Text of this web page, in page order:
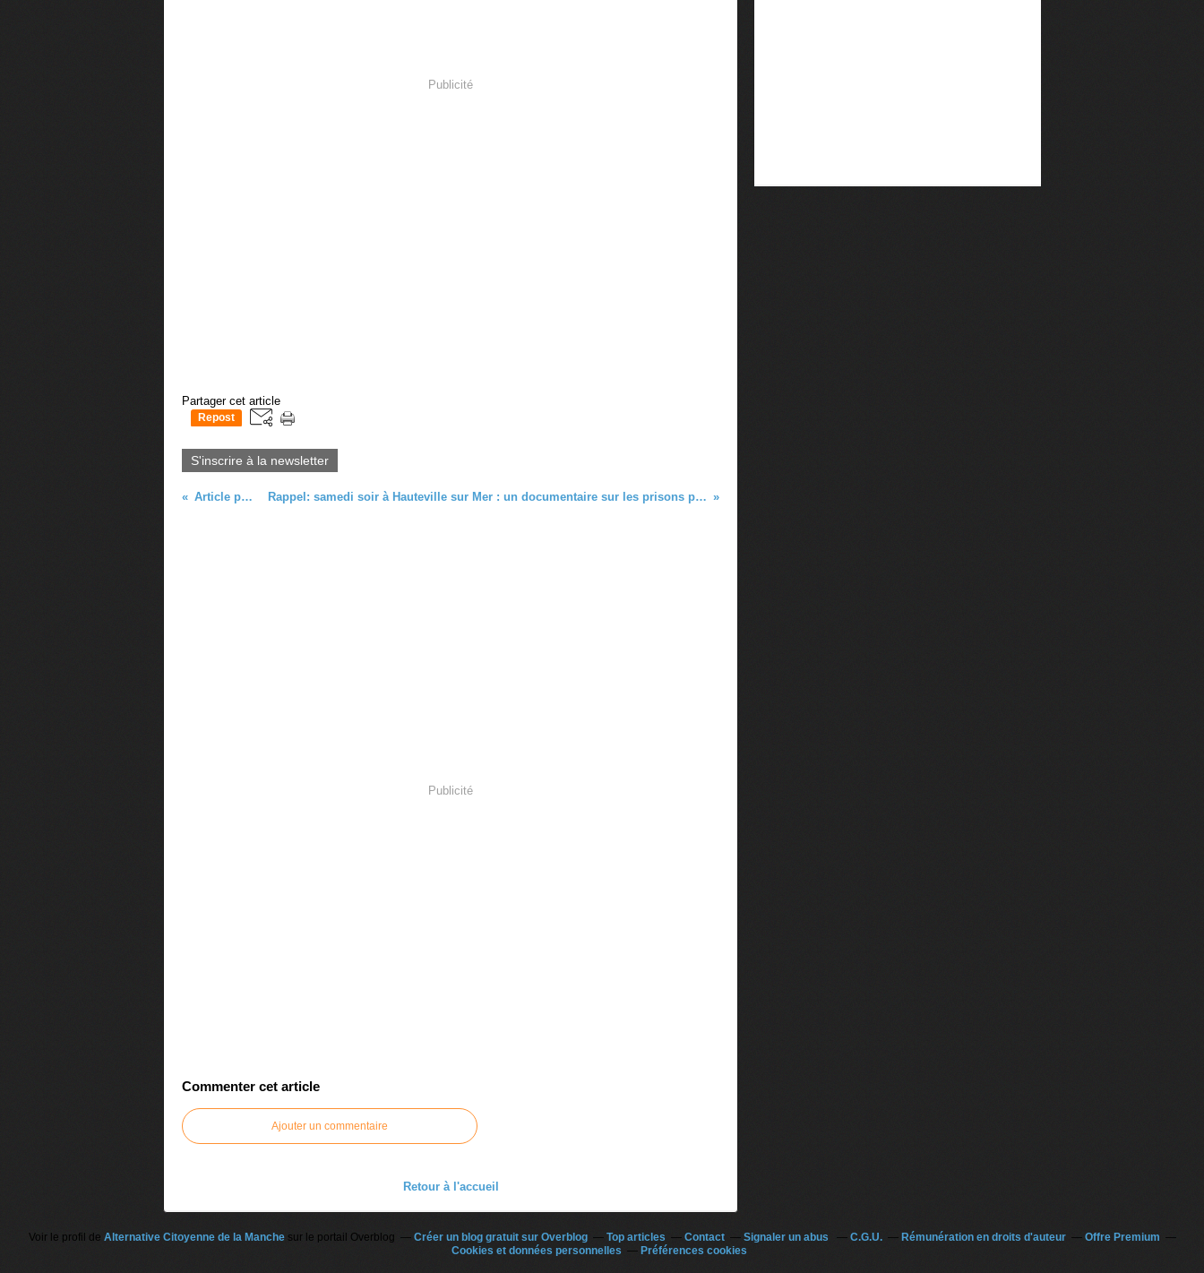
Publicité
Partager cet article
Repost
S'inscrire à la newsletter
Article précédent Rappel: samedi soir à Hauteville sur Mer : un documentaire sur les prisons pour jeunes femmes mineures en Iran
Publicité
Commenter cet article
Ajouter un commentaire
Retour à l'accueil
Voir le profil de Alternative Citoyenne de la Manchesur le portail Overblog Créer un blog gratuit sur Overblog Top articles Contact Signaler un abus C.G.U. Rémunération en droits d'auteur
Offre Premium
Cookies et données personnelles
Préférences cookies